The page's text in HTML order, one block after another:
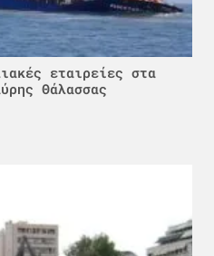
εταιρείες στα
Θάλασσας